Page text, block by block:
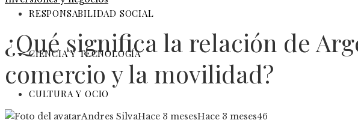
RESPONSABILIDAD SOCIAL
CIENCIA Y TECNOLOGÍA
CULTURA Y OCIO
¿Qué significa la relación de
comercio y la movilidad?
Andres SilvaHace 3 mesesHace 3 meses46